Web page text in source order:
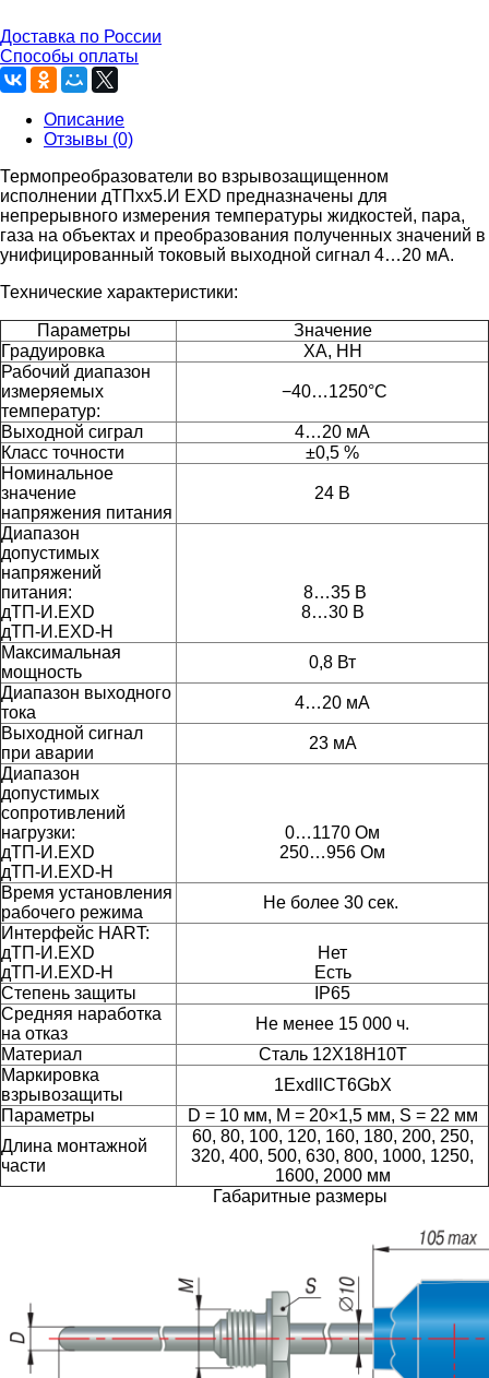
Доставка по России
Способы оплаты
Описание
Отзывы (0)
Термопреобразователи во взрывозащищенном
исполнении дТПxx5.И EXD предназначены для
непрерывного измерения температуры жидкостей, пара,
газа на объектах и преобразования полученных значений в
унифицированный токовый выходной сигнал 4…20 мА.
Технические характеристики:
Параметры
Значение
Градуировка
ХА, НН
Рабочий диапазон
измеряемых
температур:
−40…1250°C
Выходной сиграл
4…20 мА
Класс точности
±0,5 %
Номинальное
значение
напряжения питания
24 В
Диапазон
допустимых
напряжений
питания:
дТП-И.EXD
дТП-И.EXD-H
8…35 В
8…30 В
Максимальная
мощность
0,8 Вт
Диапазон выходного
тока
4…20 мА
Выходной сигнал
при аварии
23 мА
Диапазон
допустимых
сопротивлений
нагрузки:
дТП-И.EXD
дТП-И.EXD-H
0…1170 Ом
250…956 Ом
Время установления
рабочего режима
Не более 30 сек.
Интерфейс HART:
дТП-И.EXD
дТП-И.EXD-H
Нет
Есть
Степень защиты
IP65
Средняя наработка
на отказ
Не менее 15 000 ч.
Материал
Сталь 12Х18Н10Т
Маркировка
взрывозащиты
1ExdllCT6GbX
Параметры
D = 10 мм, M = 20×1,5 мм, S = 22 мм
Длина монтажной
части
60, 80, 100, 120, 160, 180, 200, 250,
320, 400, 500, 630, 800, 1000, 1250,
1600, 2000 мм
Габаритные размеры